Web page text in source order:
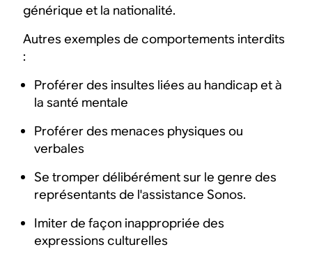
générique et la nationalité.
Autres exemples de comportements interdits
:
Proférer des insultes liées au handicap et à
la santé mentale
Proférer des menaces physiques ou
verbales
Se tromper délibérément sur le genre des
représentants de l'assistance Sonos.
Imiter de façon inappropriée des
expressions culturelles